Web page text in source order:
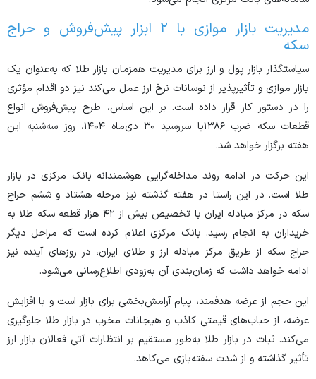
مدیریت بازار موازی با ۲ ابزار پیش‌فروش و حراج
سکه
سیاستگذار بازار پول و ارز برای مدیریت همزمان بازار طلا که به‌عنوان یک
بازار موازی و تأثیرپذیر از نوسانات نرخ ارز عمل می‌کند نیز دو اقدام مؤثری
را در دستور کار قرار داده است. بر این اساس، طرح پیش‌فروش انواع
قطعات سکه ضرب ۱۳۸۶با سررسید ۳۰ دی‌ماه ۱۴۰۴، روز سه‌شنبه این
هفته برگزار خواهد شد.
این حرکت در ادامه روند مداخله‌گرایی هوشمندانه بانک مرکزی در بازار
طلا است. در این راستا در هفته گذشته نیز مرحله هشتاد و ششم حراج
سکه در مرکز مبادله ایران با تخصیص بیش از ۴۲ هزار قطعه سکه طلا به
خریداران به انجام رسید. بانک مرکزی اعلام کرده است که مراحل دیگر
حراج سکه از طریق مرکز مبادله ارز و طلای ایران، در روز‌های آینده نیز
ادامه خواهد داشت که زمان‌بندی آن به‌زودی اطلاع‌رسانی می‌شود.
این حجم از عرضه هدفمند، پیام آرامش‌بخشی برای بازار است و با افزایش
عرضه، از حباب‌های قیمتی کاذب و هیجانات مخرب در بازار طلا جلوگیری
می‌کند. ثبات در بازار طلا به‌طور مستقیم بر انتظارات آتی فعالان بازار ارز
تأثیر گذاشته و از شدت سفته‌بازی می‌کاهد.